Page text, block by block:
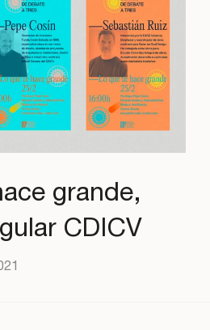
grande,
CDICV